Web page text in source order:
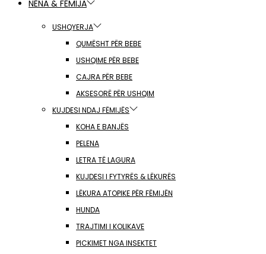
NËNA & FËMIJA
USHQYERJA
QUMËSHT PËR BEBE
USHQIME PËR BEBE
CAJRA PËR BEBE
AKSESORË PËR USHQIM
KUJDESI NDAJ FËMIJËS
KOHA E BANJËS
PELENA
LETRA TË LAGURA
KUJDESI I FYTYRËS & LËKURËS
LËKURA ATOPIKE PËR FËMIJËN
HUNDA
TRAJTIMI I KOLIKAVE
PICKIMET NGA INSEKTET